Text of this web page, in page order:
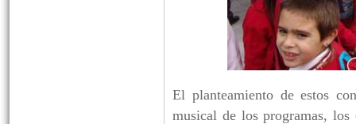
El planteamiento de estos
musical de los programas, los